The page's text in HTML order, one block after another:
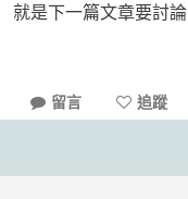
就是下一篇文章要討
留言 追蹤